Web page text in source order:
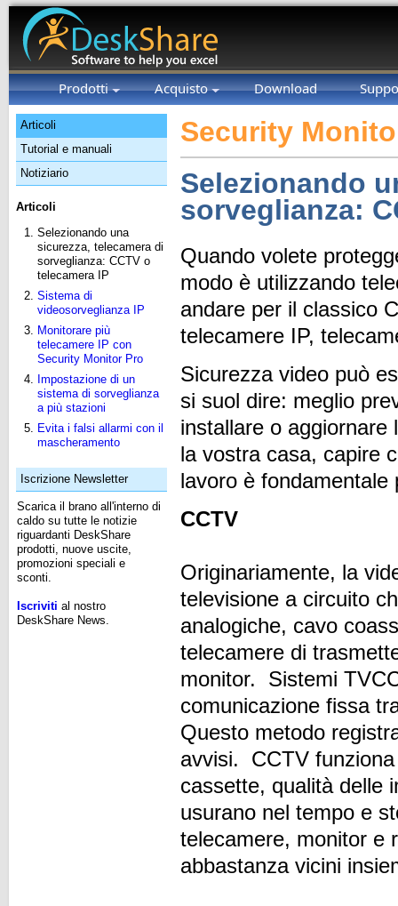
Prodotti Acquisto Download
Articoli
Tutorial e manuali
Notiziario
Articoli
Selezionando una
sicurezza, telecamera di
sorveglianza: CCTV o
telecamera IP
Sistema di
videosorveglianza IP
Monitorare più
telecamere IP con
Security Monitor Pro
Impostazione di un
sistema di sorveglianza
a più stazioni
Evita i falsi allarmi con il
mascheramento
Iscrizione Newsletter
Scarica il brano all'interno di
caldo su tutte le notizie
riguardanti DeskShare
prodotti, nuove uscite,
promozioni speciali e
sconti.
Iscriviti al nostro
DeskShare News.
Security
Selezionando
sorveglianza:
Quando volete
modo è utilizzando
andare per il classico
telecamere IP,
Sicurezza video può
si suol dire: meglio
installare o aggiornare
la vostra casa, capire
lavoro è
CCTV
Originariamente, la
televisione a circuito
analogiche, cavo
telecamere di
monitor. Sistemi
comunicazione fissa
Questo metodo
avvisi. CCTV
cassette, qualità delle
usurano nel tempo e
telecamere, monitor e
abbastanza vicini